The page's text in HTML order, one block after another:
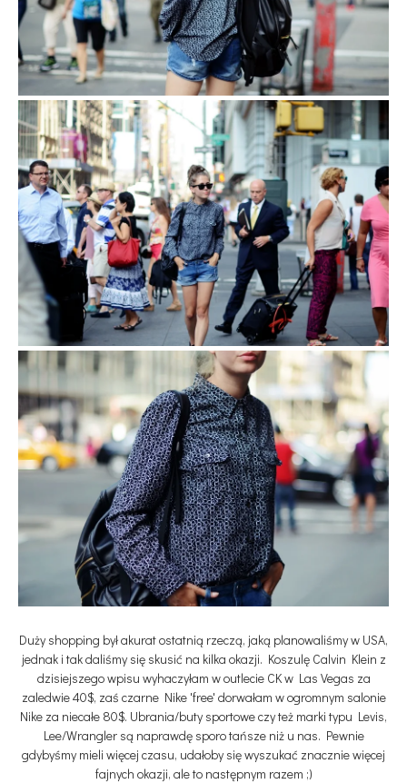
Duży shopping był akurat ostatnią rzeczą, jaką planowaliśmy w USA,
jednak i tak daliśmy się skusić na kilka okazji. Koszulę Calvin Klein z
dzisiejszego wpisu wyhaczyłam w outlecie CK w Las Vegas za
zaledwie 40$, zaś czarne Nike 'free' dorwałam w ogromnym salonie
Nike za niecałe 80$. Ubrania/buty sportowe czy też marki typu Levis,
Lee/Wrangler są naprawdę sporo tańsze niż u nas. Pewnie
gdybyśmy mieli więcej czasu, udałoby się wyszukać znacznie więcej
fajnych okazji, ale to następnym razem ;)